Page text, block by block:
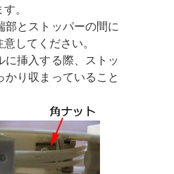
。
部とストッパーの間に
してください。
に挿入する際、ストッ
り収まっていること